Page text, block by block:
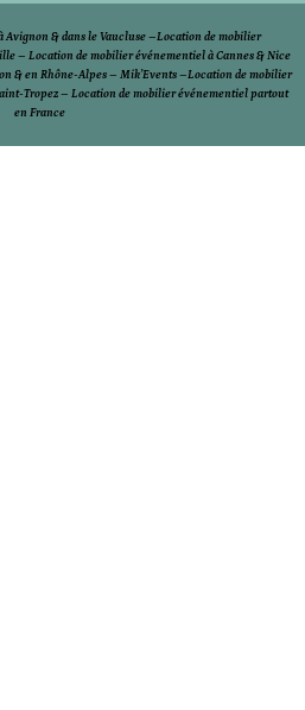
& dans le Vaucluse–Location de mobilier
– Location de mobilier événementiel à Cannes & Nice
& en Rhône-Alpes – Mik’Events –Location de mobilier
Tropez– Location de mobilier événementiel partout
en France